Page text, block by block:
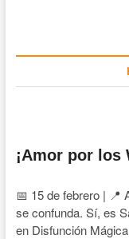
¡Amor por los
📅 15 de febrero | 📍
se confunda. Sí, es
en Disfunción